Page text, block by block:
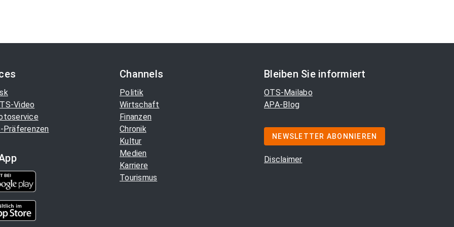
Video
Präferenzen
Channels
Politik
Wirtschaft
Finanzen
Chronik
Kultur
Medien
Karriere
Tourismus
Bleiben Sie informiert
OTS-Mailabo
APA-Blog
NEWSLETTER ABONNIEREN
Disclaimer